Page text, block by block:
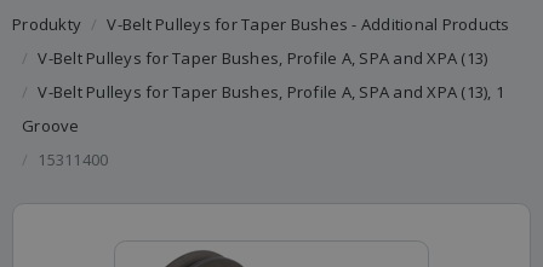
Produkty
V-Belt Pulleys for Taper Bushes - Additional Products
V-Belt Pulleys for Taper Bushes, Profile A, SPA and XPA (13)
V-Belt Pulleys for Taper Bushes, Profile A, SPA and XPA (13), 1
Groove
15311400